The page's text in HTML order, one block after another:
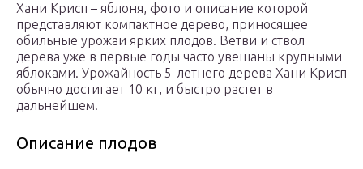
Хани Крисп – яблоня, фото и описание которой
представляют компактное дерево, приносящее
обильные урожаи ярких плодов. Ветви и ствол
дерева уже в первые годы часто увешаны крупными
яблоками. Урожайность 5-летнего дерева Хани Крисп
обычно достигает 10 кг, и быстро растет в
дальнейшем.
Описание плодов